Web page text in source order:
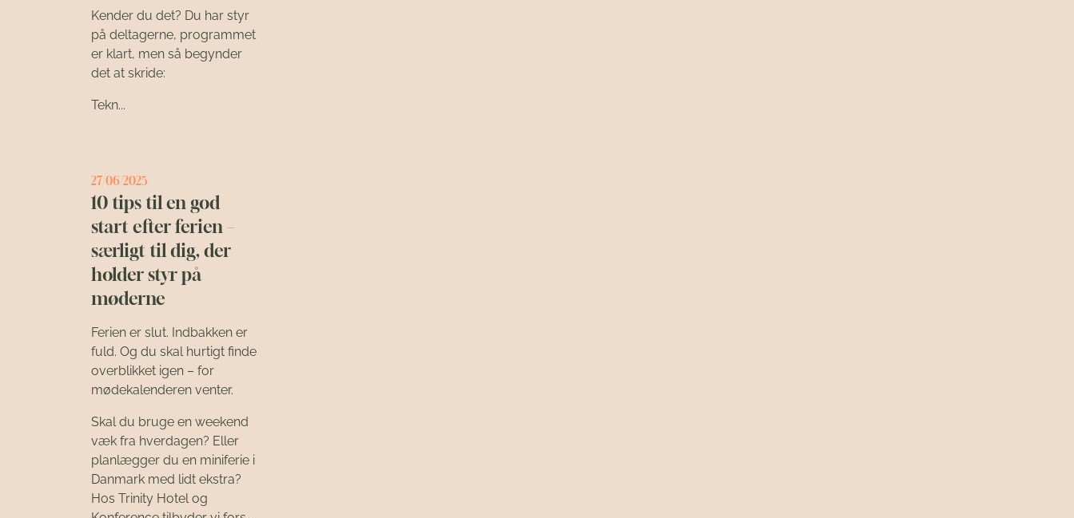
Kender du det? Du har styr
på deltagerne, programmet
er klart, men så begynder
det at skride:
Tekn...
27/06/2025
10 tips til en god
start efter ferien –
særligt til dig, der
holder styr på
møderne
Ferien er slut. Indbakken er
fuld. Og du skal hurtigt finde
overblikket igen – for
mødekalenderen venter.
Skal du bruge en weekend
væk fra hverdagen? Eller
planlægger du en miniferie i
Danmark med lidt ekstra?
Hos Trinity Hotel og